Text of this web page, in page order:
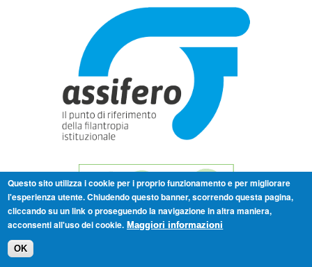
Questo sito utilizza i cookie per i proprio funzionamento e per migliorare
l'esperienza utente. Chiudendo questo banner, scorrendo questa pagina,
cliccando su un link o proseguendo la navigazione in altra maniera,
acconsenti all'uso dei cookie. Maggiori informazioni
OK